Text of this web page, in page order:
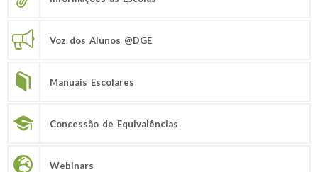
Voz dos Alunos @DGE
Manuais Escolares
Concessão de Equivalências
Webinars